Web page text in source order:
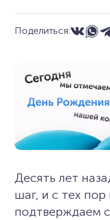
Десять лет
шаг, и с тех
подтверждаем
Поделиться: